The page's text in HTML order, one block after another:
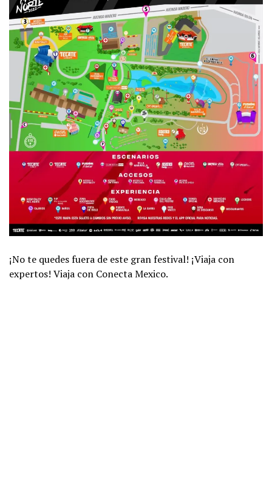
¡No te quedes fuera de este gran festival! ¡Viaja con
expertos! Viaja con Conecta Mexico.